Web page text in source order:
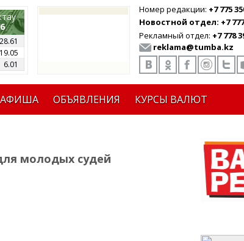
6.01
Номер редакции: +7 775
Новостной отдел: +7 777
Рекламный отдел: +7 778
reklama@tumba.kz
АФИША ОБЪЯВЛЕНИЯ КУРСЫ ВАЛЮТ
молодых судей